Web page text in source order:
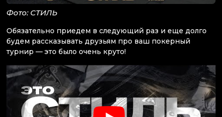
Фото: СТИЛЬ
Обязательно приедем в следующий раз и еще долго
будем рассказывать друзьям про ваш покерный
турнир — это было очень круто!